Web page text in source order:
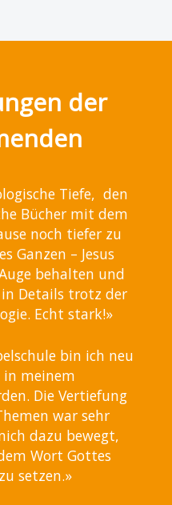
der
Tiefe, den
Bücher mit dem
noch tiefer zu
Ganzen – Jesus
behalten und
Details trotz der
Echt stark!»
bin ich neu
meinem
Die Vertiefung
war sehr
dazu bewegt,
Wort Gottes
setzen.»